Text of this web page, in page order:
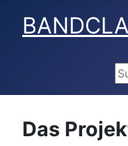
Das